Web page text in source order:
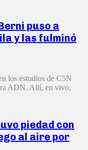
puso a
y las fulminó
los estudios de C5N
ADN. Allí, en vivo,
piedad con
al aire por